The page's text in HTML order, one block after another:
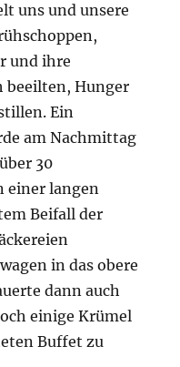
uns und unsere
und ihre
beeilten, Hunger
Ein
am Nachmittag
30
einer langen
Beifall der
in das obere
dann auch
einige Krümel
Buffet zu